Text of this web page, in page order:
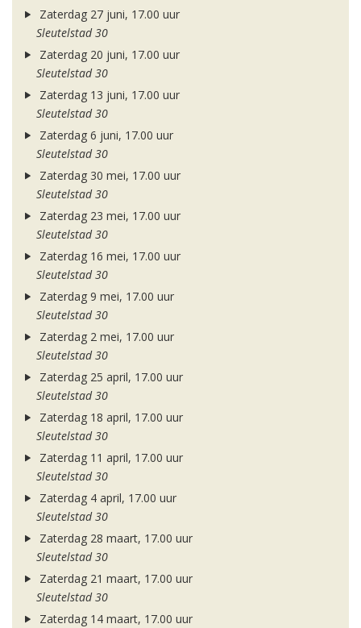
Zaterdag 27 juni, 17.00 uur
Sleutelstad 30
Zaterdag 20 juni, 17.00 uur
Sleutelstad 30
Zaterdag 13 juni, 17.00 uur
Sleutelstad 30
Zaterdag 6 juni, 17.00 uur
Sleutelstad 30
Zaterdag 30 mei, 17.00 uur
Sleutelstad 30
Zaterdag 23 mei, 17.00 uur
Sleutelstad 30
Zaterdag 16 mei, 17.00 uur
Sleutelstad 30
Zaterdag 9 mei, 17.00 uur
Sleutelstad 30
Zaterdag 2 mei, 17.00 uur
Sleutelstad 30
Zaterdag 25 april, 17.00 uur
Sleutelstad 30
Zaterdag 18 april, 17.00 uur
Sleutelstad 30
Zaterdag 11 april, 17.00 uur
Sleutelstad 30
Zaterdag 4 april, 17.00 uur
Sleutelstad 30
Zaterdag 28 maart, 17.00 uur
Sleutelstad 30
Zaterdag 21 maart, 17.00 uur
Sleutelstad 30
Zaterdag 14 maart, 17.00 uur